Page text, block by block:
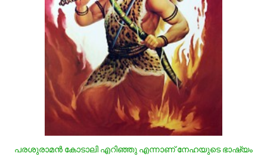
പരശുരാമന്‍ കോടാലി എറിഞ്ഞു എന്നാണ് നേഹയുടെ ഭാഷ്യം